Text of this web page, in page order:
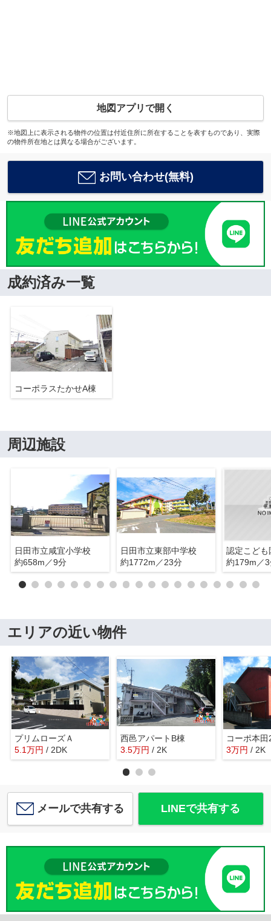
地図アプリで開く
※地図上に表示される物件の位置は付近住所に所在することを表すものであり、実際
の物件所在地とは異なる場合がございます。
お問い合わせ(無料)
成約済み一覧
コーポラスたかせA棟
周辺施設
日田市立咸宜小学校
約658m／9分
日田市立東部中学校
約1772m／23分
約179m／
エリアの近い物件
プリムローズＡ
5.1万円 / 2DK
西邑アパートB棟
3.5万円 / 2K
コーポ本田
3万円 / 2K
メールで共有する LINEで共有する